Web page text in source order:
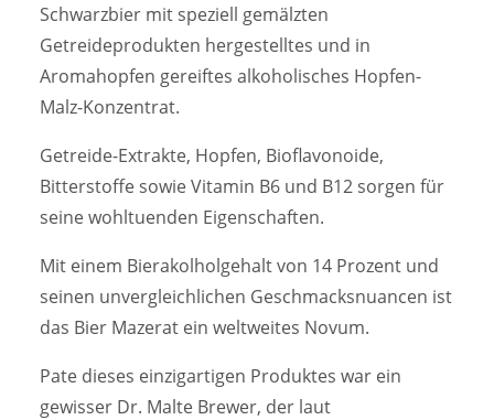
Schwarzbier mit speziell gemälzten
Getreideprodukten hergestelltes und in
Aromahopfen gereiftes alkoholisches Hopfen-
Malz-Konzentrat.
Getreide-Extrakte, Hopfen, Bioflavonoide,
Bitterstoffe sowie Vitamin B6 und B12 sorgen für
seine wohltuenden Eigenschaften.
Mit einem Bierakolholgehalt von 14 Prozent und
seinen unvergleichlichen Geschmacksnuancen ist
das Bier Mazerat ein weltweites Novum.
Pate dieses einzigartigen Produktes war ein
gewisser Dr. Malte Brewer, der laut